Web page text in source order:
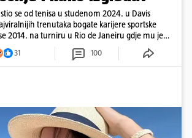
se od tenisa u studenom 2024. u Davis
trenutaka bogate karijere sportske
2014. na turniru u Rio de Janeiru gdje mu je
iza klupe
31 100